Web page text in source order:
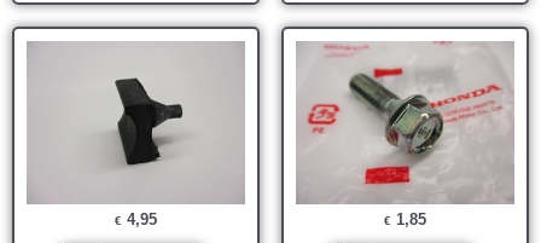
€ 4,95 € 1,85